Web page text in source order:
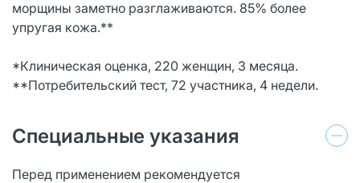
морщины заметно разглаживаются. 85% более
упругая кожа.**
*Клиническая оценка, 220 женщин, 3 месяца.
**Потребительский тест, 72 участника, 4 недели.
Специальные указания
Перед применением рекомендуется